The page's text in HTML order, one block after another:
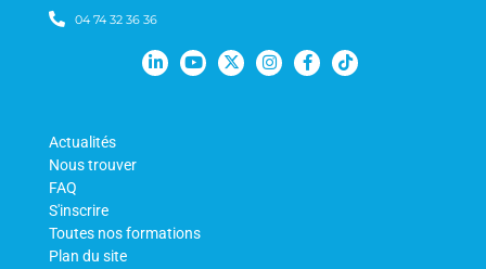
04 74 32 36 36
Actualités
Nous trouver
FAQ
S'inscrire
Toutes nos formations
Plan du site